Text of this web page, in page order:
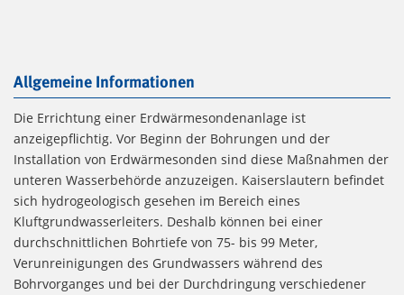
Allgemeine Informationen
Die Errichtung einer Erdwärmesondenanlage ist
anzeigepflichtig. Vor Beginn der Bohrungen und der
Installation von Erdwärmesonden sind diese Maßnahmen der
unteren Wasserbehörde anzuzeigen. Kaiserslautern befindet
sich hydrogeologisch gesehen im Bereich eines
Kluftgrundwasserleiters. Deshalb können bei einer
durchschnittlichen Bohrtiefe von 75- bis 99 Meter,
Verunreinigungen des Grundwassers während des
Bohrvorganges und bei der Durchdringung verschiedener